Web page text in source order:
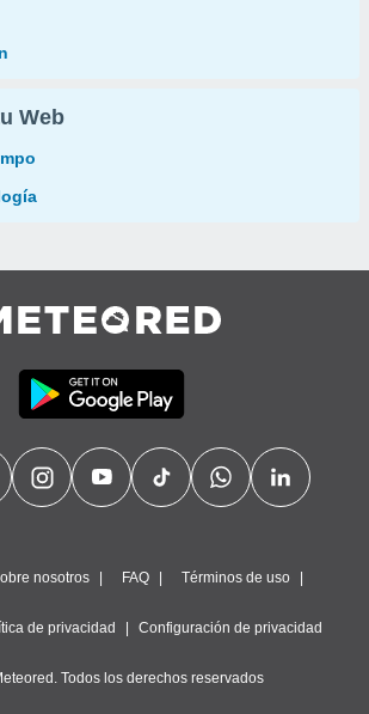
Web
nosotros FAQ Términos de uso
de privacidad Configuración de privacidad
Todos los derechos reservados